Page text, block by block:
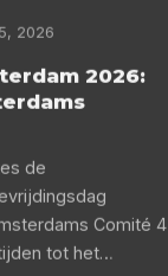
2026
2026:
de
Comité 4
tot het…